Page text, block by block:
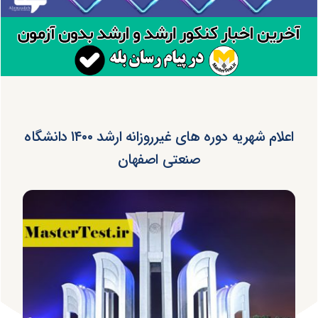
اعلام شهریه دوره های غیرروزانه ارشد ۱۴۰۰ دانشگاه
صنعتی اصفهان